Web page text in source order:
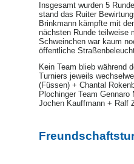
Insgesamt wurden 5
stand das Ruiter
Brinkmann kämpfte mit
nächsten Runde teilweise
Schweinchen war kaum
öffentliche
Kein Team blieb während
Turniers jeweils
(Füssen) + Chantal
Plochinger Team
Jochen Kauffmann + Ralf